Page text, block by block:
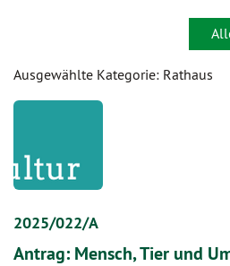
Ausgewählte Kategorie: Rathaus
2025/022/A
Antrag: Mensch, Tier und